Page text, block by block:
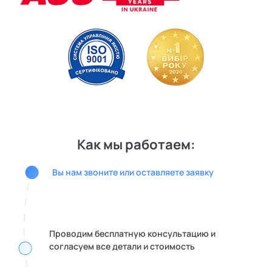
Как мы работаем:
Вы нам звоните или оставляете заявку
Проводим бесплатную консультацию и
согласуем все детали и стоимость